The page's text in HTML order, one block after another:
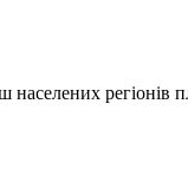
регіонів